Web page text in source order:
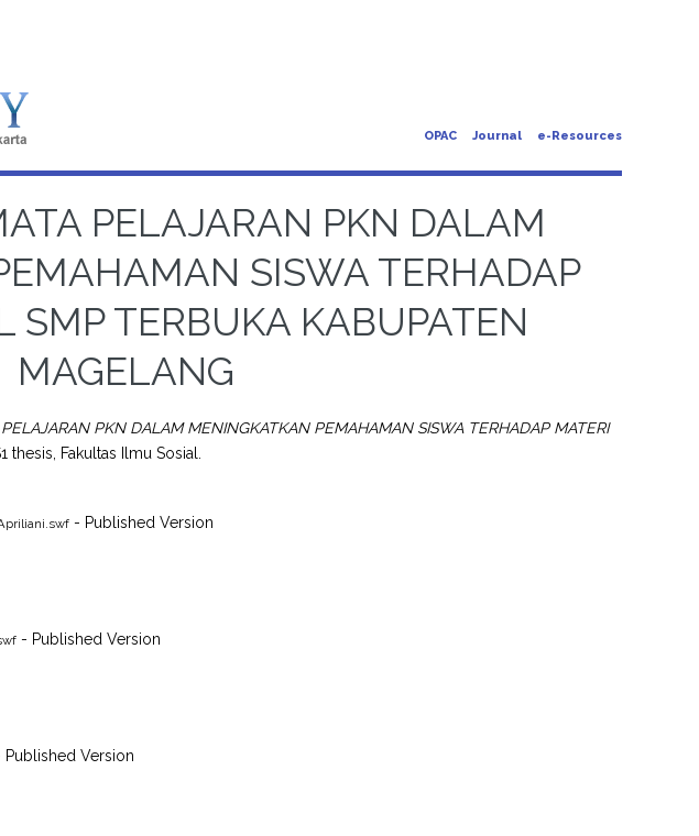
OPAC Journal e-Resources
PELAJARAN PKN DALAM
SISWA TERHADAP
SMP TERBUKA KABUPATEN
MAGELANG
PKN DALAM MENINGKATKAN PEMAHAMAN SISWA TERHADAP MATERI
thesis, Fakultas Ilmu Sosial.
- Published Version
- Published Version
Published Version